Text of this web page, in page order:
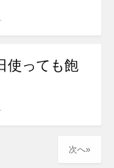
使っても飽
次へ»